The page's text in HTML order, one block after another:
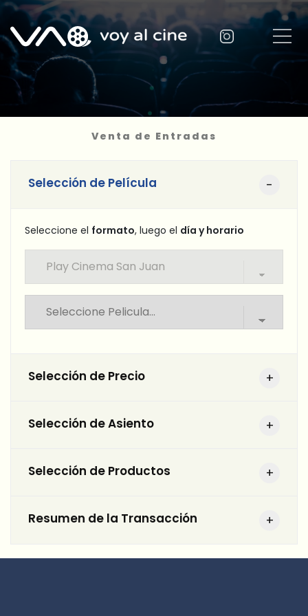
Venta de Entradas
Selección de Película
Seleccione el formato, luego el día y horario
Selección de Precio
Selección de Asiento
Selección de Productos
Resumen de la Transacción